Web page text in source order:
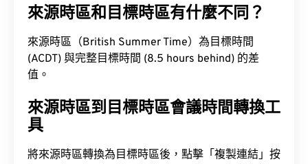
來源時區和目標時區有什麼不同？
來源時區（British Summer Time）為目標時間
(ACDT) 與完整目標時間 (8.5 hours behind) 的差
值。
來源時區到目標時區會議時間轉換工
具
將來源時區轉換為目標時區後，點擊「複製連結」按